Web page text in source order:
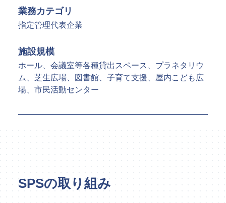
業務カテゴリ
指定管理代表企業
施設規模
ホール、会議室等各種貸出スペース、プラネタリウ
ム、芝生広場、図書館、子育て支援、屋内こども広
場、市民活動センター
SPSの取り組み